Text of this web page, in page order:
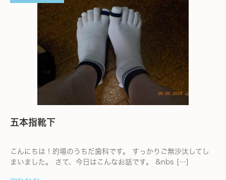
五本指靴下
こんにちは！的場のうちだ歯科です。 すっかりご無沙汰してし
まいました。 さて、今日はこんなお話です。 &nbs […]